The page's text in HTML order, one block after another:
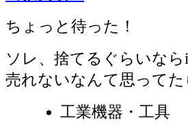
ちょっと待った！
ソレ、捨てるぐらいな
売れないなんて思ってた
工業機器・工具